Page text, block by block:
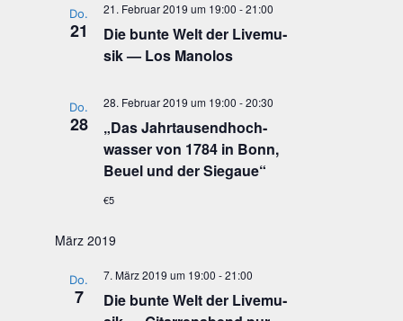
Do.
21
Die bun­te Welt der Live­mu­
sik — Los Manolos
21. Februar 2019 um 19:00 -21:00
Do.
28 „Das Jahr­tau­send­hoch­
was­ser von 1784 in Bonn,
Beu­el und der Siegaue“
28. Februar 2019 um 19:00 -20:30
€5
März 2019
Do.
7
Die bun­te Welt der Live­mu­
7. März 2019 um 19:00 -21:00